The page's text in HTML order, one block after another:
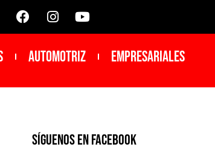
Automotriz Empresariales
SíGUENOS EN FACEBOOK